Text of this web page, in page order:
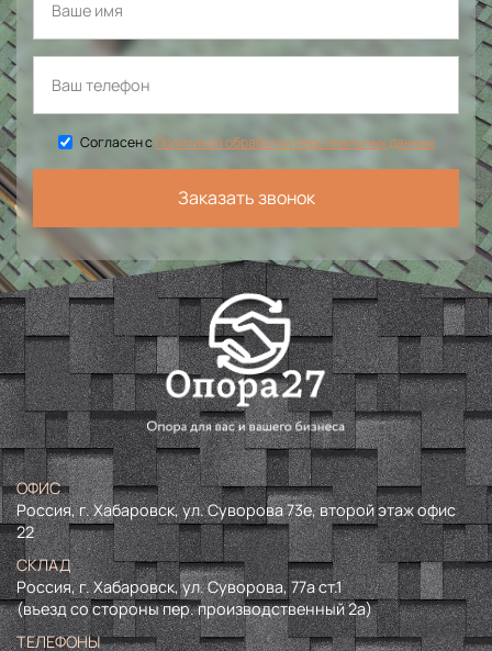
Согласен сПолитикой обработки персональных данных
Заказать звонок
ОФИС
Россия, г. Хабаровск, ул. Суворова 73е, второй этаж офис
22
СКЛАД
Россия, г. Хабаровск, ул. Суворова, 77а ст.1
(въезд со стороны пер. производственный 2а)
ТЕЛЕФОНЫ